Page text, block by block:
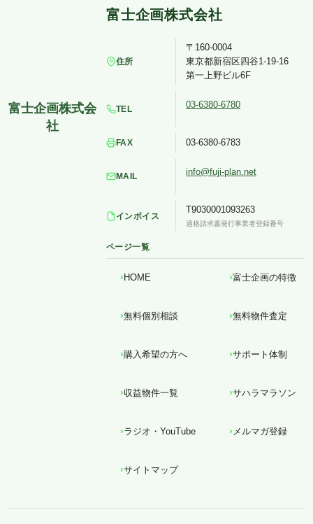
住所
〒160-0004
東京都新宿区四谷1-19-16
第一上野ビル6F
TEL 03-6380-6780
FAX 03-6380-6783
MAIL info@fuji-plan.net
インボイス
T9030001093263
適格請求書発行事業者登録番号
ページ一覧
HOME 富士企画の特徴
無料個別相談 無料物件査定
購入希望の方へ サポート体制
収益物件一覧 サハラマラソン
ラジオ・YouTube メルマガ登録
サイトマップ